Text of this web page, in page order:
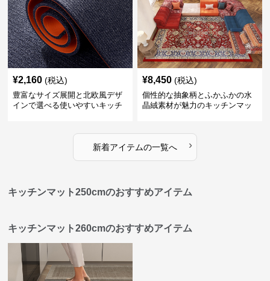
¥2,160 (税込)
豊富なサイズ展開と北欧風デザ
インで選べる使いやすいキッチ
¥8,450 (税込)
個性的な抽象柄とふかふかの水
晶絨素材が魅力のキッチンマッ
新着アイテムの一覧へ ›
キッチンマット250cmのおすすめアイテム
キッチンマット260cmのおすすめアイテム